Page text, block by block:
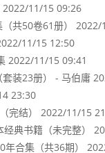
2022/11/15 09:26
（共50卷61册）
11/15 12:50
2022/11/15 09:41
套装23册） - 马伯庸
23:30
完结） 2022/11/15
经典书籍（未完整）
年合集（共36期）